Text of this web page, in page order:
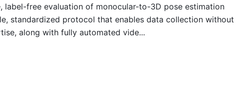
label-free evaluation of monocular-to-3D pose estimation
standardized protocol that enables data collection without
along with fully automated vide...